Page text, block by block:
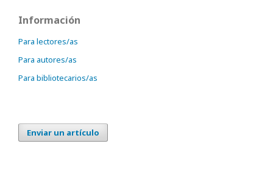
Información
Para lectores/as
Para autores/as
Para bibliotecarios/as
Enviar un artículo